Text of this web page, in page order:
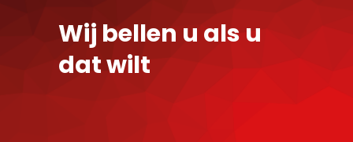
Wij bellen u als u
dat wilt